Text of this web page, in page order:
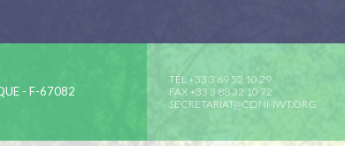
- F-67082
TÉL +33 3 69 52 10 29
FAX +33 3 88 32 10 72
SECRETARIAT@CDNI-IWT.ORG